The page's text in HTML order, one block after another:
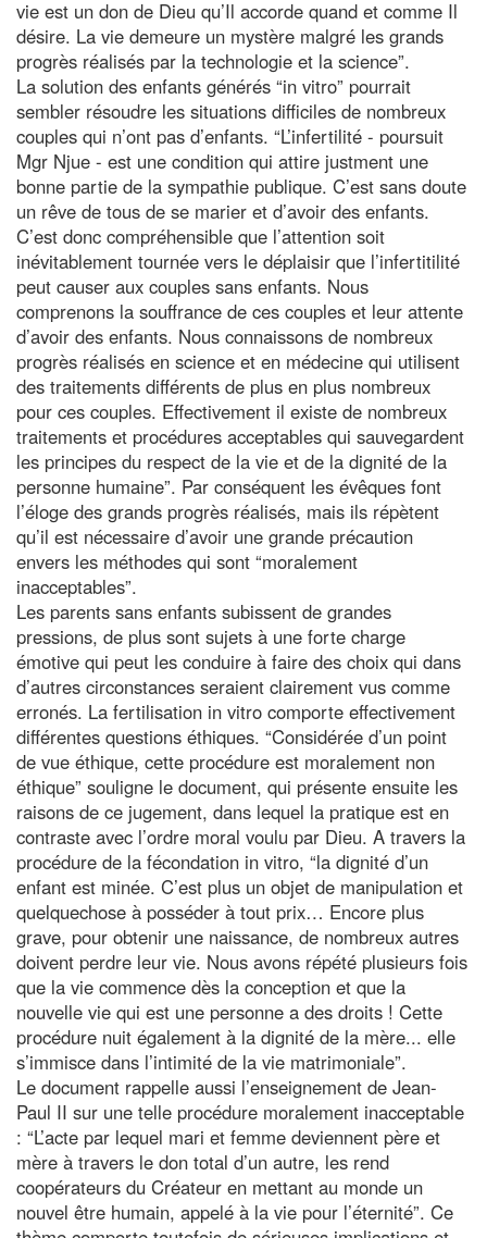
vie est un don de Dieu qu’Il accorde quand et comme Il
désire. La vie demeure un mystère malgré les grands
progrès réalisés par la technologie et la science”.
La solution des enfants générés “in vitro” pourrait
sembler résoudre les situations difficiles de nombreux
couples qui n’ont pas d’enfants. “L’infertilité - poursuit
Mgr Njue - est une condition qui attire justment une
bonne partie de la sympathie publique. C’est sans doute
un rêve de tous de se marier et d’avoir des enfants.
C’est donc compréhensible que l’attention soit
inévitablement tournée vers le déplaisir que l’infertitilité
peut causer aux couples sans enfants. Nous
comprenons la souffrance de ces couples et leur attente
d’avoir des enfants. Nous connaissons de nombreux
progrès réalisés en science et en médecine qui utilisent
des traitements différents de plus en plus nombreux
pour ces couples. Effectivement il existe de nombreux
traitements et procédures acceptables qui sauvegardent
les principes du respect de la vie et de la dignité de la
personne humaine”. Par conséquent les évêques font
l’éloge des grands progrès réalisés, mais ils répètent
qu’il est nécessaire d’avoir une grande précaution
envers les méthodes qui sont “moralement
inacceptables”.
Les parents sans enfants subissent de grandes
pressions, de plus sont sujets à une forte charge
émotive qui peut les conduire à faire des choix qui dans
d’autres circonstances seraient clairement vus comme
erronés. La fertilisation in vitro comporte effectivement
différentes questions éthiques. “Considérée d’un point
de vue éthique, cette procédure est moralement non
éthique” souligne le document, qui présente ensuite les
raisons de ce jugement, dans lequel la pratique est en
contraste avec l’ordre moral voulu par Dieu. A travers la
procédure de la fécondation in vitro, “la dignité d’un
enfant est minée. C’est plus un objet de manipulation et
quelquechose à posséder à tout prix… Encore plus
grave, pour obtenir une naissance, de nombreux autres
doivent perdre leur vie. Nous avons répété plusieurs fois
que la vie commence dès la conception et que la
nouvelle vie qui est une personne a des droits ! Cette
procédure nuit également à la dignité de la mère... elle
s’immisce dans l’intimité de la vie matrimoniale”.
Le document rappelle aussi l’enseignement de Jean-
Paul II sur une telle procédure moralement inacceptable
: “L’acte par lequel mari et femme deviennent père et
mère à travers le don total d’un autre, les rend
coopérateurs du Créateur en mettant au monde un
nouvel être humain, appelé à la vie pour l’éternité”. Ce